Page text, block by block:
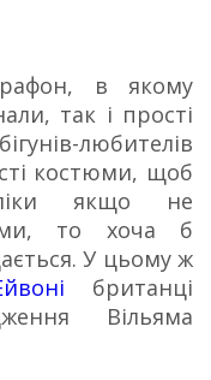
в якому
так і прості
любителів
костюми, щоб
якщо не
то хоча б
У цьому ж
британці
Вільяма